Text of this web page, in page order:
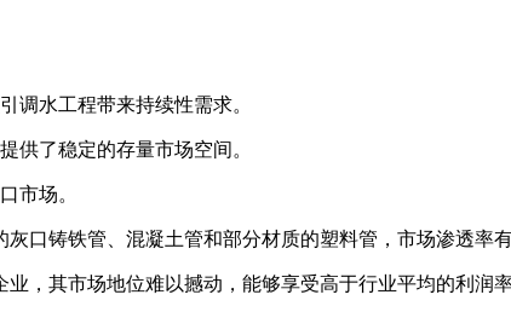
调水工程带来持续性需求。
供了稳定的存量市场空间。
市场。
口铸铁管、混凝土管和部分材质的塑料管，市场渗透率
，其市场地位难以撼动，能够享受高于行业平均的利润率